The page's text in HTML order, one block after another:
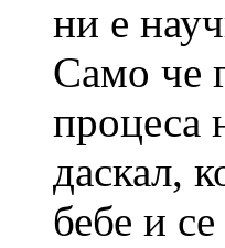
ни е
Само че
процеса
даскал,
бебе и